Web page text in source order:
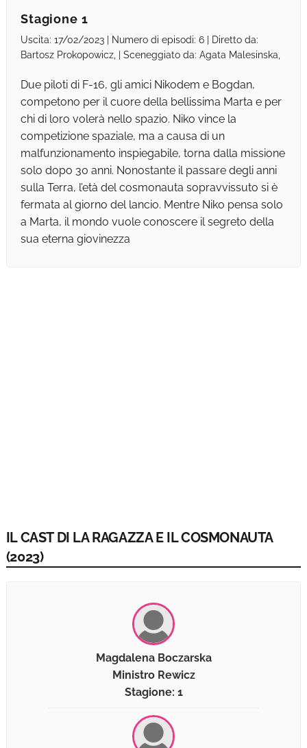
Stagione 1
Uscita: 17/02/2023 | Numero di episodi: 6 | Diretto da:
Bartosz Prokopowicz, | Sceneggiato da: Agata Malesinska,
Due piloti di F-16, gli amici Nikodem e Bogdan,
competono per il cuore della bellissima Marta e per
chi di loro volerà nello spazio. Niko vince la
competizione spaziale, ma a causa di un
malfunzionamento inspiegabile, torna dalla missione
solo dopo 30 anni. Nonostante il passare degli anni
sulla Terra, l’età del cosmonauta sopravvissuto si è
fermata al giorno del lancio. Mentre Niko pensa solo
a Marta, il mondo vuole conoscere il segreto della
sua eterna giovinezza
IL CAST DI LA RAGAZZA E IL COSMONAUTA
(2023)
Magdalena Boczarska
Ministro Rewicz
Stagione: 1